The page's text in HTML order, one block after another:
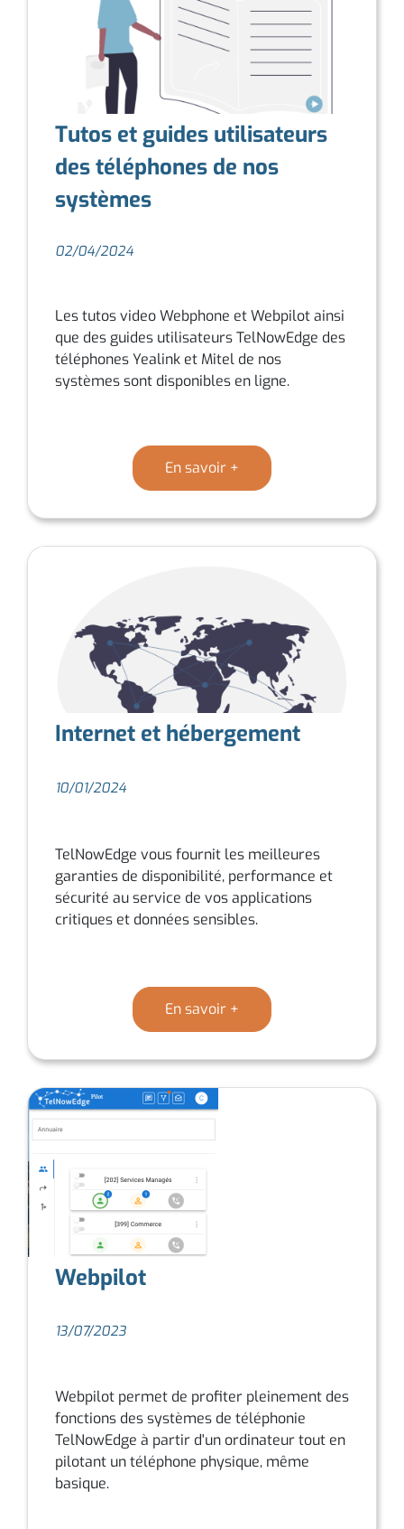
Tutos et guides utilisateurs
des téléphones de nos
systèmes
02/04/2024
Les tutos video Webphone et Webpilot ainsi
que des guides utilisateurs TelNowEdge des
téléphones Yealink et Mitel de nos
systèmes sont disponibles en ligne.
En savoir +
Internet et hébergement
10/01/2024
TelNowEdge vous fournit les meilleures
garanties de disponibilité, performance et
sécurité au service de vos applications
critiques et données sensibles.
En savoir +
Webpilot
13/07/2023
Webpilot permet de profiter pleinement des
fonctions des systèmes de téléphonie
TelNowEdge à partir d'un ordinateur tout en
pilotant un téléphone physique, même
basique.